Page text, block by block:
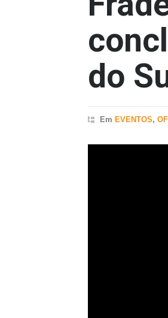
do
Em EVENTOS,